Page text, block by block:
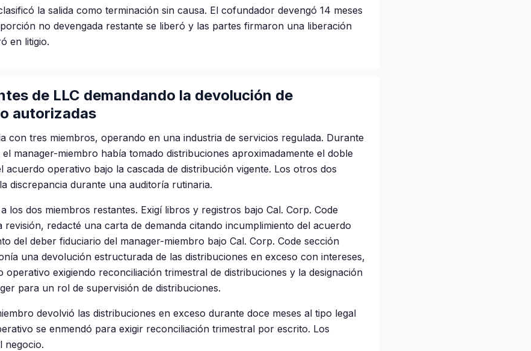
la salida como terminación sin causa. El cofundador devengó 14 meses
no devengada restante se liberó y las partes firmaron una liberación
en litigio.
de LLC demandando la devolución de
autorizadas
con tres miembros, operando en una industria de servicios regulada. Durante
manager-miembro había tomado distribuciones aproximadamente el doble
acuerdo operativo bajo la cascada de distribución vigente. Los otros dos
discrepancia durante una auditoría rutinaria.
los dos miembros restantes. Exigí libros y registros bajo Cal. Corp. Code
revisión, redacté una carta de demanda citando incumplimiento del acuerdo
del deber fiduciario del manager-miembro bajo Cal. Corp. Code sección
una devolución estructurada de las distribuciones en exceso con intereses,
operativo exigiendo reconciliación trimestral de distribuciones y la designación
para un rol de supervisión de distribuciones.
devolvió las distribuciones en exceso durante doce meses al tipo legal
se enmendó para exigir reconciliación trimestral por escrito. Los
negocio.